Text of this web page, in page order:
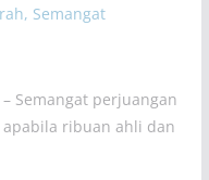
Semangat
– Semangat perjuangan
ribuan ahli dan